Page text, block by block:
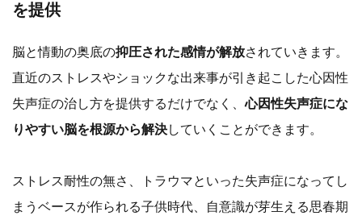
を提供
脳と情動の奥底の抑圧された感情が解放されていきます。
直近のストレスやショックな出来事が引き起こした心因性
失声症の治し方を提供するだけでなく、心因性失声症にな
りやすい脳を根源から解決していくことができます。
ストレス耐性の無さ、トラウマといった失声症になってし
まうベースが作られる子供時代、自意識が芽生える思春期